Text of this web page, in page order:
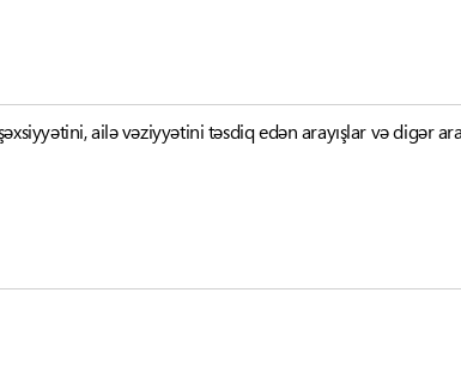
ailə vəziyyətini təsdiq edən arayışlar və digər